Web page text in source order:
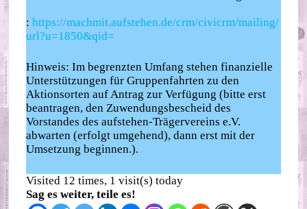
:https://machmit.aufstehen.de/crm/civicrm/mailing/
url?u=1850&qid=
Hinweis: Im begrenzten Umfang stehen finanzielle
Unterstützungen für Gruppenfahrten zu den
Aktionsorten auf Antrag zur Verfügung (bitte erst
beantragen, den Zuwendungsbescheid des
Vorstandes des aufstehen-Trägervereins e.V.
abwarten (erfolgt umgehend), dann erst mit der
Umsetzung beginnen.).
Visited 12 times, 1 visit(s) today
Sag es weiter, teile es!